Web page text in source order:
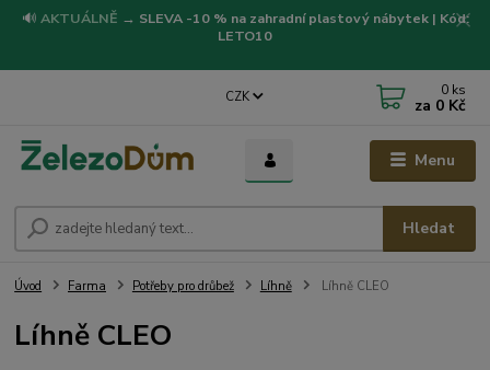
🔊 AKTUÁLNĚ → SLEVA -10 % na zahradní plastový nábytek | Kód:
LETO10
Menu
CZK
Hledat
0 ks
za 0 Kč
Úvod Farma Potřeby pro drůbež Líhně Líhně CLEO
Líhně CLEO